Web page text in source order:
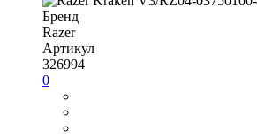
Бренд
Razer
Артикул
326994
0